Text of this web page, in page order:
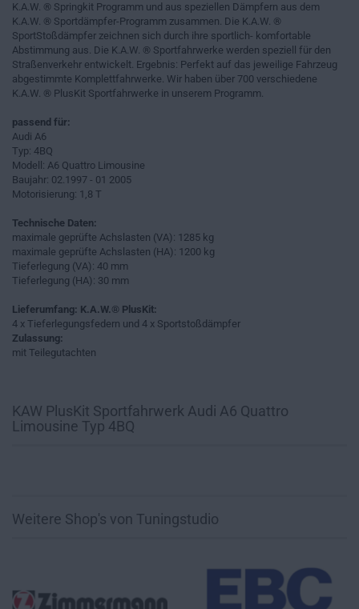
K.A.W. ® Springkit Programm und aus speziellen Dämpfern aus dem
K.A.W. ® Sportdämpfer-Programm zusammen. Die K.A.W. ®
SportStoßdämpfer zeichnen sich durch ihre sportlich- komfortable
Abstimmung aus. Die K.A.W. ® Sportfahrwerke werden speziell für den
Straßenverkehr entwickelt. Ergebnis: Perfekt auf das jeweilige Fahrzeug
abgestimmte Komplettfahrwerke. Wir haben über 700 verschiedene
K.A.W. ® PlusKit Sportfahrwerke in unserem Programm.
passend für:
Audi A6
Typ: 4BQ
Modell: A6 Quattro Limousine
Baujahr: 02.1997 - 01 2005
Motorisierung: 1,8 T
Technische Daten:
maximale geprüfte Achslasten (VA): 1285 kg
maximale geprüfte Achslasten (HA): 1200 kg
Tieferlegung (VA): 40 mm
Tieferlegung (HA): 30 mm
Lieferumfang: K.A.W.® PlusKit:
4 x Tieferlegungsfedern und 4 x Sportstoßdämpfer
Zulassung:
mit Teilegutachten
KAW PlusKit Sportfahrwerk Audi A6 Quattro
Limousine Typ 4BQ
Weitere Shop's von Tuningstudio